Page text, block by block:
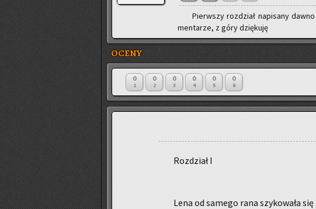
Pierw­szy roz­dział na­pi­sa­ny
men­ta­rze, z góry dzię­ku­ję
OCENY
0
1
0
2
0
3
0
4
0
5
0
6
Roz­dział I
Lena od sa­me­go rana szy­ko­wa­ła